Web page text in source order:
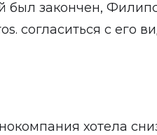
был закончен,
согласиться с его
хотела